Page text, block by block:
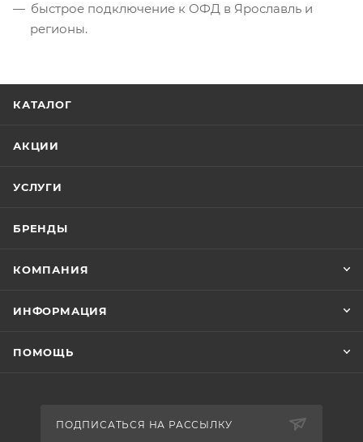
быстрое подключение к ОФД в Ярославль и
регионы.
КАТАЛОГ
АКЦИИ
УСЛУГИ
БРЕНДЫ
КОМПАНИЯ
ИНФОРМАЦИЯ
ПОМОЩЬ
ПОДПИСАТЬСЯ НА РАССЫЛКУ